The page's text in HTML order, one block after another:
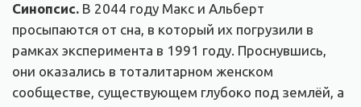
Синопсис. В 2044 году Макс и Альберт
просыпаются от сна, в который их погрузили в
рамках эксперимента в 1991 году. Проснувшись,
они оказались в тоталитарном женском
сообществе, существующем глубоко под землёй, а